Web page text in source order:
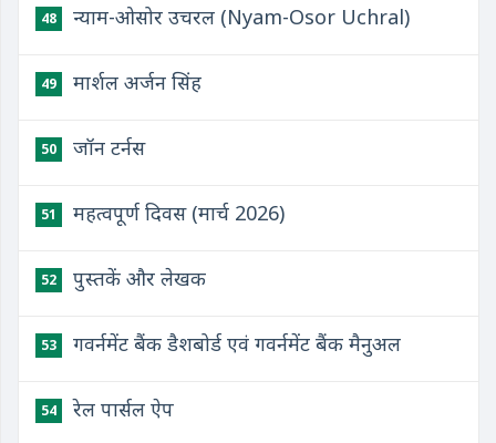
48 न्याम-ओसोर उचरल (Nyam-Osor Uchral)
49 मार्शल अर्जन सिंह
50 जॉन टर्नस
51 महत्वपूर्ण दिवस (मार्च 2026)
52 पुस्तकें और लेखक
53 गवर्नमेंट बैंक डैशबोर्ड एवं गवर्नमेंट बैंक मैनुअल
54 रेल पार्सल ऐप